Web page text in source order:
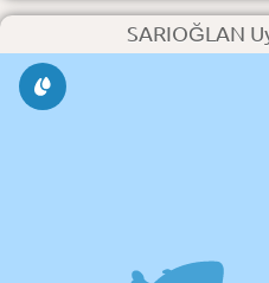
SARIOĞLAN